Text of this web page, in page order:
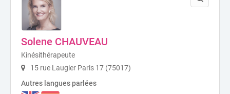
Solene CHAUVEAU
Kinésithérapeute
15 rue Laugier Paris 17 (75017)
Autres langues parlées